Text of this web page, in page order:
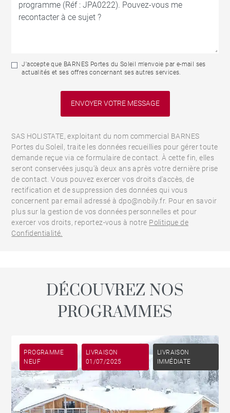
J'accepte que BARNES Portes du Soleil m'envoie par e-mail ses
actualités et ses offres concernant ses autres services.
SAS HOLISTATE, exploitant du nom commercial BARNES
Portes du Soleil, traite les données recueillies pour gérer toute
demande reçue via ce formulaire de contact. À cette fin, elles
seront conservées jusqu’à deux ans après votre dernière prise
de contact. Vous pouvez exercer vos droits d'accès, de
rectification et de suppression des données qui vous
concernent par email adressé à dpo@nobily.fr. Pour en savoir
plus sur la gestion de vos données personnelles et pour
exercer vos droits, reportez-vous à notre Politique de
Confidentialité.
DÉCOUVREZ NOS
PROGRAMMES
PROGRAMME
NEUF
LIVRAISON
01/07/2025
LIVRAISON
IMMÉDIATE